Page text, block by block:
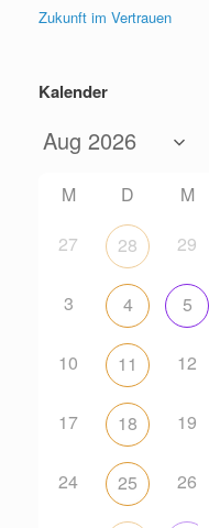
Zukunft im Vertrauen
Kalender
M D M
27
28 29
3 4 5
10 11 12
17 18 19
24 25 26